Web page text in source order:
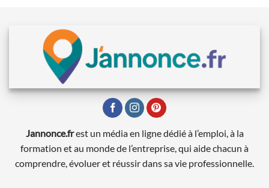
Jannonce.frest un média en ligne dédié à l’emploi, à la
formation et au monde de l’entreprise, qui aide chacun à
comprendre, évoluer et réussir dans sa vie professionnelle.